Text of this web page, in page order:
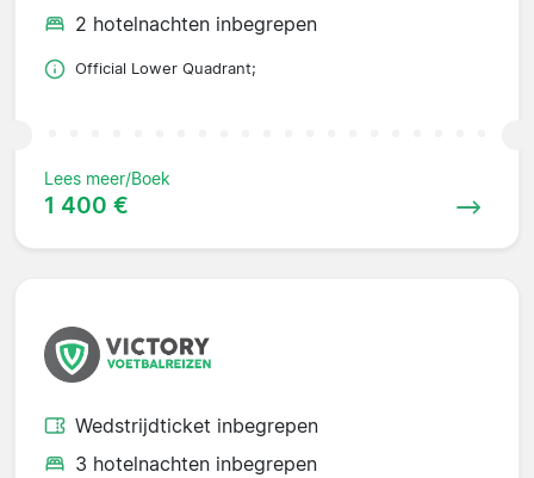
2 hotelnachten inbegrepen
Official Lower Quadrant;
Lees meer/Boek
1 400 €
Wedstrijdticket inbegrepen
3 hotelnachten inbegrepen